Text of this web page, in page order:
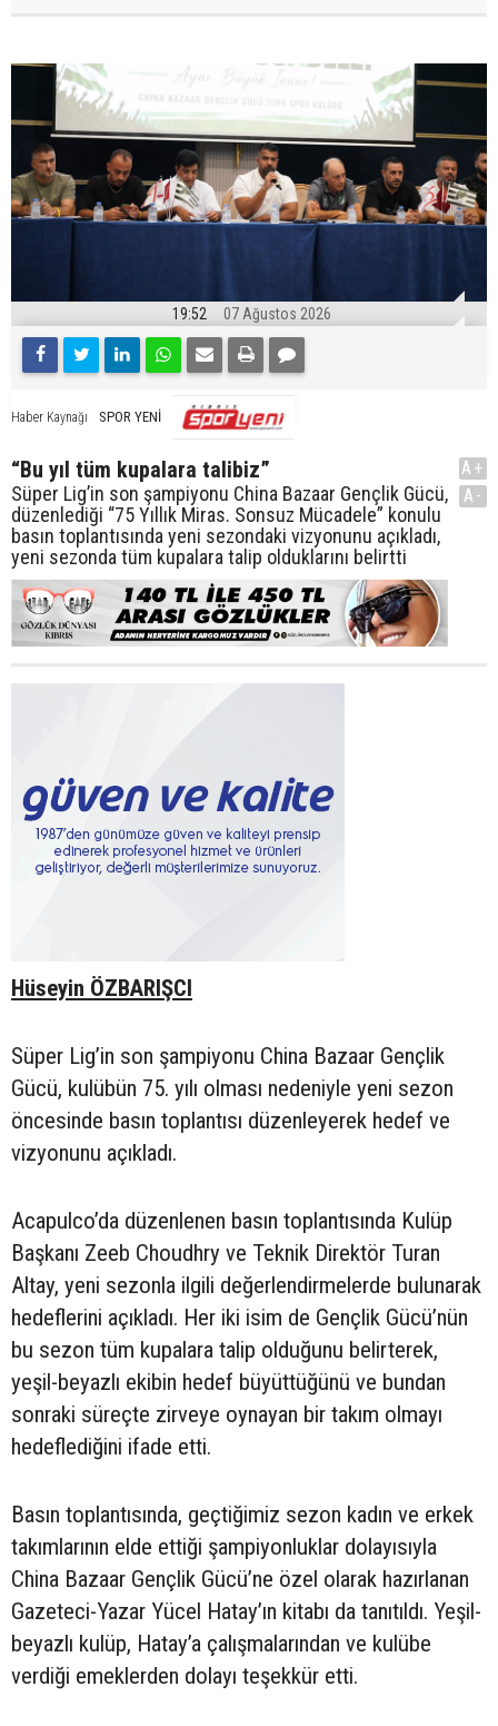
19:52 07 Ağustos 2026
Haber Kaynağı SPOR YENİ
“Bu yıl tüm kupalara talibiz”
Süper Lig’in son şampiyonu China Bazaar Gençlik Gücü,
düzenlediği “75 Yıllık Miras. Sonsuz Mücadele” konulu
basın toplantısında yeni sezondaki vizyonunu açıkladı,
yeni sezonda tüm kupalara talip olduklarını belirtti
A+
A-
Hüseyin ÖZBARIŞCI
Süper Lig’in son şampiyonu China Bazaar Gençlik
Gücü, kulübün 75. yılı olması nedeniyle yeni sezon
öncesinde basın toplantısı düzenleyerek hedef ve
vizyonunu açıkladı.
Acapulco’da düzenlenen basın toplantısında Kulüp
Başkanı Zeeb Choudhry ve Teknik Direktör Turan
Altay, yeni sezonla ilgili değerlendirmelerde bulunarak
hedeflerini açıkladı. Her iki isim de Gençlik Gücü’nün
bu sezon tüm kupalara talip olduğunu belirterek,
yeşil-beyazlı ekibin hedef büyüttüğünü ve bundan
sonraki süreçte zirveye oynayan bir takım olmayı
hedeflediğini ifade etti.
Basın toplantısında, geçtiğimiz sezon kadın ve erkek
takımlarının elde ettiği şampiyonluklar dolayısıyla
China Bazaar Gençlik Gücü’ne özel olarak hazırlanan
Gazeteci-Yazar Yücel Hatay’ın kitabı da tanıtıldı. Yeşil-
beyazlı kulüp, Hatay’a çalışmalarından ve kulübe
verdiği emeklerden dolayı teşekkür etti.